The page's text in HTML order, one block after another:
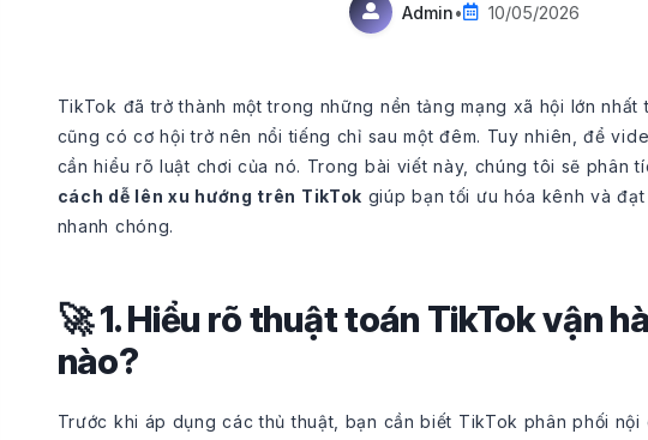
Admin• 10/05/2026
TikTok đã trở thành một trong những nền tảng mạng xã hội lớn nhất
cũng có cơ hội trở nên nổi tiếng chỉ sau một đêm. Tuy nhiên, để
cần hiểu rõ luật chơi của nó. Trong bài viết này, chúng tôi sẽ phân
cách dễ lên xu hướng trên TikTok giúp bạn tối ưu hóa kênh và
nhanh chóng.
🚀 1. Hiểu rõ thuật toán TikTok vận
nào?
Trước khi áp dụng các thủ thuật, bạn cần biết TikTok phân phối